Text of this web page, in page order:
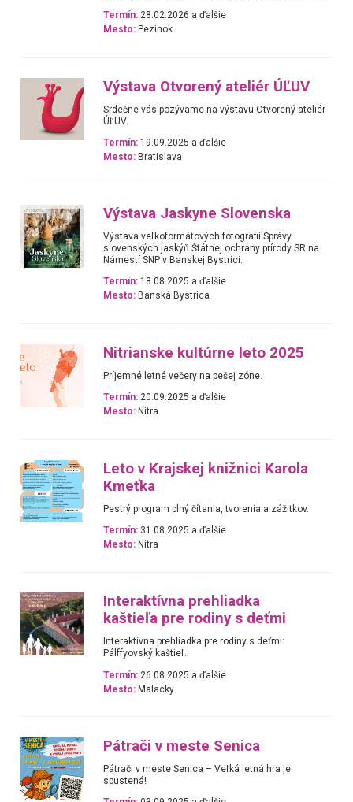
Termín: 28.02.2026 a ďalšie
Mesto: Pezinok
Výstava Otvorený ateliér ÚĽUV
Srdečne vás pozývame na výstavu Otvorený ateliér
ÚĽUV.
Termín: 19.09.2025 a ďalšie
Mesto: Bratislava
Výstava Jaskyne Slovenska
Výstava veľkoformátových fotografií Správy
slovenských jaskýň Štátnej ochrany prírody SR na
Námestí SNP v Banskej Bystrici.
Termín: 18.08.2025 a ďalšie
Mesto: Banská Bystrica
Nitrianske kultúrne leto 2025
Príjemné letné večery na pešej zóne.
Termín: 20.09.2025 a ďalšie
Mesto: Nitra
Leto v Krajskej knižnici Karola
Kmeťka
Pestrý program plný čítania, tvorenia a zážitkov.
Termín: 31.08.2025 a ďalšie
Mesto: Nitra
Interaktívna prehliadka
kaštieľa pre rodiny s deťmi
Interaktívna prehliadka pre rodiny s deťmi:
Pálffyovský kaštieľ.
Termín: 26.08.2025 a ďalšie
Mesto: Malacky
Pátrači v meste Senica
Pátrači v meste Senica – Veľká letná hra je
spustená!